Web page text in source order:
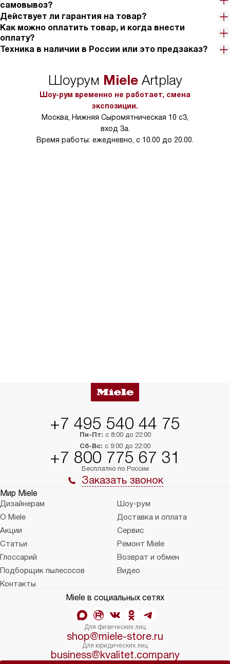
самовывоз?
Действует ли гарантия на товар?
Как можно оплатить товар, и когда внести
оплату?
Техника в наличии в России или это предзаказ?
Шоурум MieleArtplay
Шоу-рум временно не работает, смена
экспозиции.
Москва, Нижняя Сыромятническая 10 с3,
вход 3а.
Время работы: ежедневно, с 10.00 до 20.00.
+7 495 540 44 75
Пн-Пт: с 8:00 до 22:00
Сб-Вс: с 9:00 до 22:00
+7 800 775 67 31
Бесплатно по России
Заказать звонок
Мир Miele
Дизайнерам
Шоу-рум
О Miele
Доставка и оплата
Акции
Сервис
Статьи
Ремонт Miele
Глоссарий
Возврат и обмен
Подборщик пылесосов
Видео
Контакты
Miele в социальных сетях
Для физических лиц
shop@miele-store.ru
Для юридических лиц
business@kvalitet.company